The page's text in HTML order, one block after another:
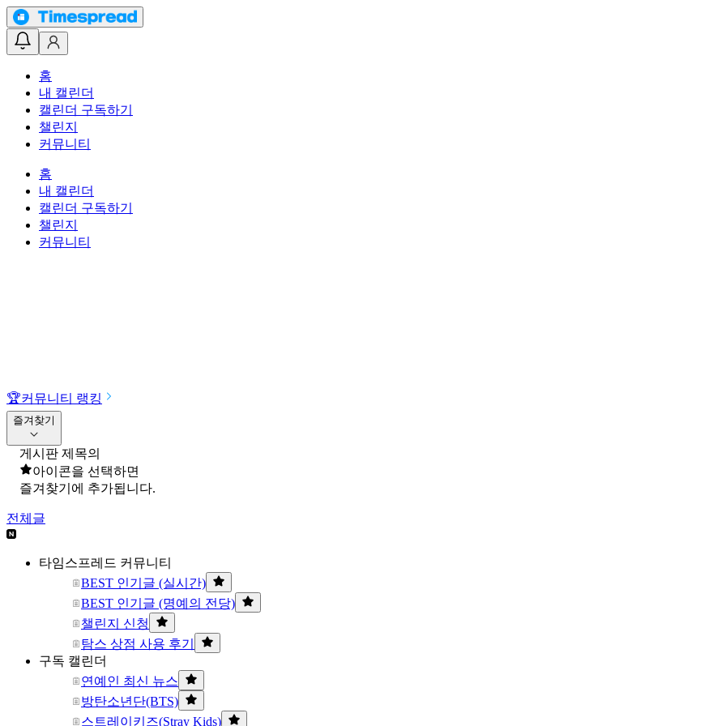
홈
내 캘린더
캘린더 구독하기
챌린지
커뮤니티
홈
내 캘린더
캘린더 구독하기
챌린지
커뮤니티
🏆커뮤니티 랭킹
즐겨찾기
게시판 제목의
아이콘을 선택하면
즐겨찾기에 추가됩니다.
전체글
타임스프레드 커뮤니티
BEST 인기글 (실시간)
BEST 인기글 (명예의 전당)
챌린지 신청
탐스 상점 사용 후기
구독 캘린더
연예인 최신 뉴스
방탄소년단(BTS)
스트레이키즈(Stray Kids)